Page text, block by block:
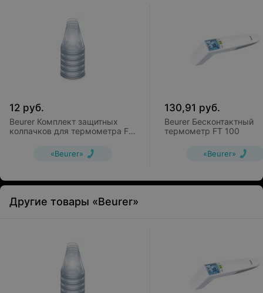
12 руб.
Beurer Комплект защитных
колпачков для термометра FT
«Beurer»
130,91 руб.
Beurer Бесконтактный
термометр FT 100
«Beurer»
Другие товары «Beurer»